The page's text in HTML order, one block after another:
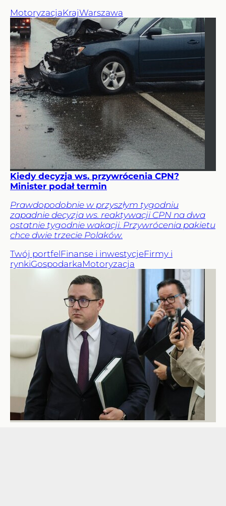
MotoryzacjaKrajWarszawa
Kiedy decyzja ws. przywrócenia CPN?
Minister podał termin
Prawdopodobnie w przyszłym tygodniu
zapadnie decyzja ws. reaktywacji CPN na dwa
ostatnie tygodnie wakacji. Przywrócenia pakietu
chce dwie trzecie Polaków.
Twój portfelFinanse i inwestycjeFirmy i
rynkiGospodarkaMotoryzacja